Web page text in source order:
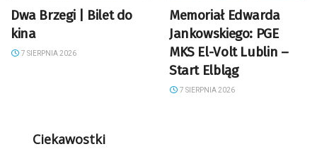
Dwa Brzegi | Bilet do
kina
7 SIERPNIA 2026
Memoriał Edwarda
Jankowskiego: PGE
MKS El-Volt Lublin –
Start Elbląg
7 SIERPNIA 2026
Ciekawostki